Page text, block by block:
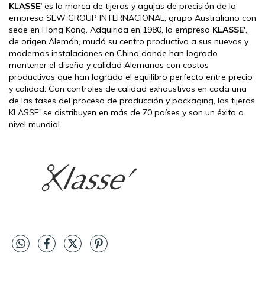
KLASSE' es la marca de tijeras y agujas de precisión de la
empresa SEW GROUP INTERNACIONAL, grupo Australiano con
sede en Hong Kong. Adquirida en 1980, la empresa KLASSE',
de origen Alemán, mudó su centro productivo a sus nuevas y
modernas instalaciones en China donde han logrado
mantener el diseño y calidad Alemanas con costos
productivos que han logrado el equilibro perfecto entre precio
y calidad. Con controles de calidad exhaustivos en cada una
de las fases del proceso de producción y packaging, las tijeras
KLASSE' se distribuyen en más de 70 países y son un éxito a
nivel mundial.